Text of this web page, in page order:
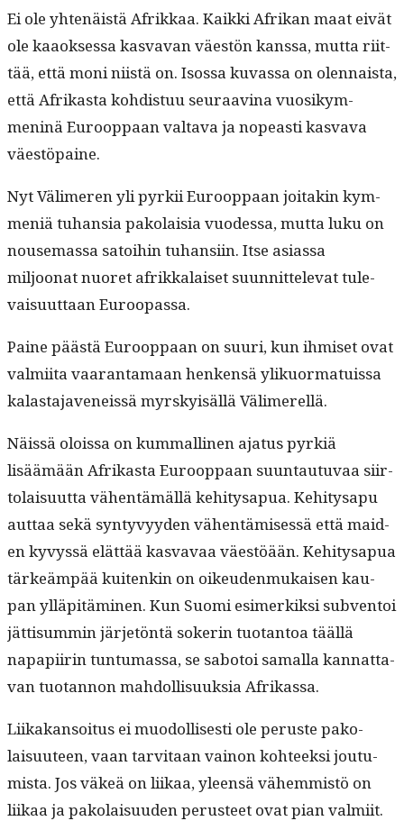
Ei ole yht­enäistä Afrikkaa. Kaik­ki Afrikan maat eivät
ole kaaok­ses­sa kas­va­van väestön kanssa, mut­ta riit­
tää, että moni niistä on. Isos­sa kuvas­sa on olen­naista,
että Afrikas­ta kohdis­tuu seu­raav­ina vuosikym­
meninä Euroop­paan val­ta­va ja nopeasti kas­va­va
väestöpaine.
Nyt Välimeren yli pyrkii Euroop­paan joitakin kym­
meniä tuhan­sia pako­laisia vuodessa, mut­ta luku on
nouse­mas­sa satoi­hin tuhan­si­in. Itse asi­as­sa
miljoonat nuoret afrikkalaiset suun­nit­tel­e­vat tule­
vaisu­ut­taan Euroopassa.
Paine päästä Euroop­paan on suuri, kun ihmiset ovat
valmi­ita vaaran­ta­maan henken­sä ylikuor­ma­tuis­sa
kalas­ta­javeneis­sä myrsky­isäl­lä Välimerellä.
Näis­sä olois­sa on kum­malli­nen aja­tus pyrk­iä
lisäämään Afrikas­ta Euroop­paan suun­tau­tu­vaa siir­
to­laisu­ut­ta vähen­tämäl­lä kehi­tys­a­pua. Kehi­tys­a­pu
aut­taa sekä syn­tyvyy­den vähen­tämisessä että maid­
en kyvyssä elät­tää kas­vavaa väestöään. Kehi­tys­a­pua
tärkeäm­pää kuitenkin on oikeu­den­mukaisen kau­
pan ylläpitämi­nen. Kun Suo­mi esimerkik­si sub­ven­toi
jät­tisum­min jär­jetön­tä sok­erin tuotan­toa tääl­lä
napa­pi­irin tun­tu­mas­sa, se sabotoi samal­la kan­nat­ta­
van tuotan­non mah­dol­lisuuk­sia Afrikassa.
Liikakan­soi­tus ei muodol­lis­es­ti ole peruste pako­
laisu­u­teen, vaan tarvi­taan vain­on kohteek­si jou­tu­
mista. Jos väkeä on liikaa, yleen­sä vähem­mistö on
liikaa ja pako­laisu­u­den perus­teet ovat pian valmi­it.